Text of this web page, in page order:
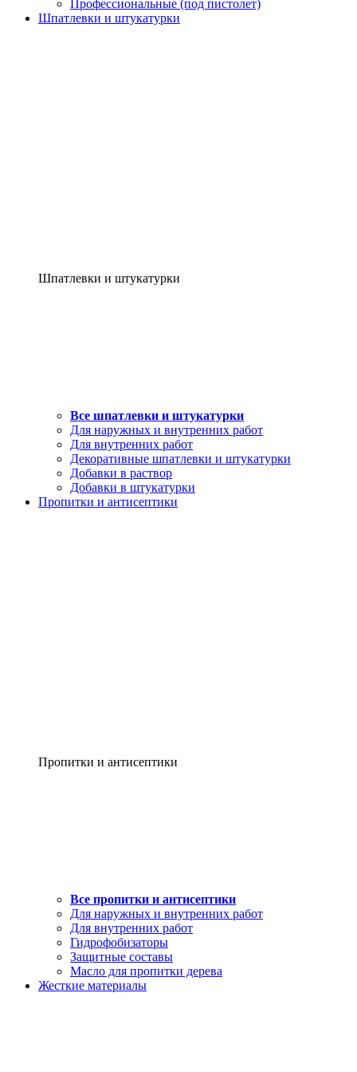
Профессиональные (под пистолет)
Шпатлевки и штукатурки
Шпатлевки и штукатурки
Все шпатлевки и штукатурки
Для наружных и внутренних работ
Для внутренних работ
Декоративные шпатлевки и штукатурки
Добавки в раствор
Добавки в штукатурки
Пропитки и антисептики
Пропитки и антисептики
Все пропитки и антисептики
Для наружных и внутренних работ
Для внутренних работ
Гидрофобизаторы
Защитные составы
Масло для пропитки дерева
Жесткие материалы